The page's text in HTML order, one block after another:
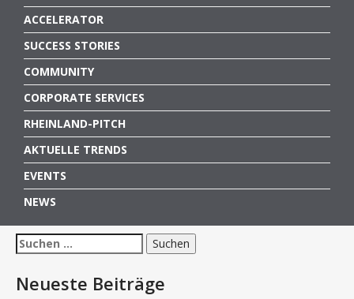
ACCELERATOR
SUCCESS STORIES
COMMUNITY
CORPORATE SERVICES
RHEINLAND-PITCH
AKTUELLE TRENDS
EVENTS
NEWS
Suchen
nach:
Neueste Beiträge